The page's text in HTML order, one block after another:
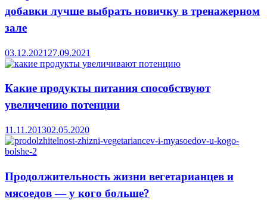
добавки лучше выбрать новичку в тренажерном
зале
03.12.2021 27.09.2021
Какие продукты питания способствуют
увеличению потенции
11.11.201302.05.2020
Продолжительность жизни вегетарианцев и
мясоедов — у кого больше?